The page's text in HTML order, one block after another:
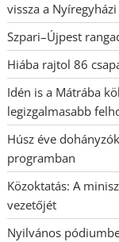
vissza a
Szpari–Újpest
Hiába rajtol 86
Idén is a Mátrába
legizgalmasabb
Húsz éve
programban
Közoktatás: A
vezetőjét
Nyilvános